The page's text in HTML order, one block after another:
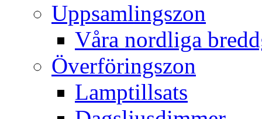
Uppsamlingszon
Våra nordliga
Överföringszon
Lamptillsats